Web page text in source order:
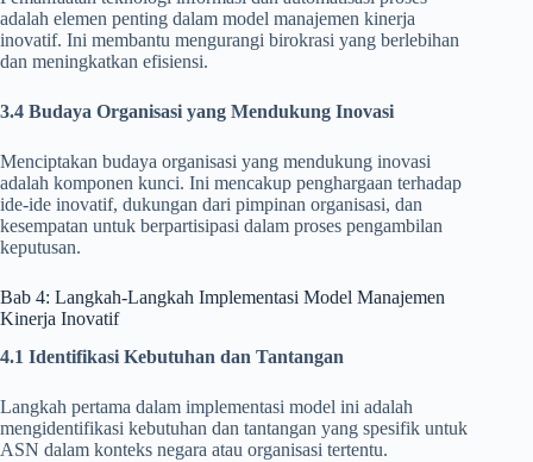
adalah elemen penting dalam model manajemen kinerja
inovatif. Ini membantu mengurangi birokrasi yang berlebihan
dan meningkatkan efisiensi.
3.4 Budaya Organisasi yang Mendukung Inovasi
Menciptakan budaya organisasi yang mendukung inovasi
adalah komponen kunci. Ini mencakup penghargaan terhadap
ide-ide inovatif, dukungan dari pimpinan organisasi, dan
kesempatan untuk berpartisipasi dalam proses pengambilan
keputusan.
Bab 4: Langkah-Langkah Implementasi Model Manajemen
Kinerja Inovatif
4.1 Identifikasi Kebutuhan dan Tantangan
Langkah pertama dalam implementasi model ini adalah
mengidentifikasi kebutuhan dan tantangan yang spesifik untuk
ASN dalam konteks negara atau organisasi tertentu.